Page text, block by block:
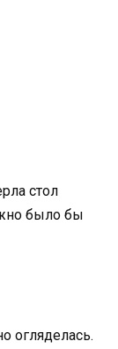
стол
было бы
огляделась.